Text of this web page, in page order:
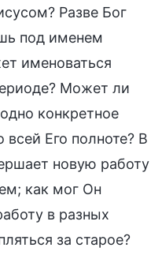
Разве Бог
под именем
именоваться
Может ли
конкретное
всей Его полноте? В
новую работу
как мог Он
в разных
за старое?